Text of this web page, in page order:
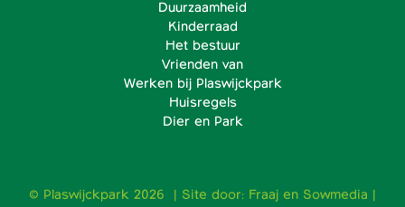
Duurzaamheid
Kinderraad
Het bestuur
Vrienden van
Werken bij Plaswijckpark
Huisregels
Dier en Park
© Plaswijckpark 2026 | Site door: Fraaj en Sowmedia |